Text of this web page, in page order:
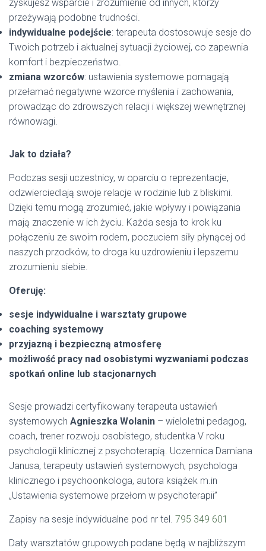
zyskujesz wsparcie i zrozumienie od innych, którzy
przeżywają podobne trudności.
indywidualne podejście: terapeuta dostosowuje sesje do
Twoich potrzeb i aktualnej sytuacji życiowej, co zapewnia
komfort i bezpieczeństwo.
zmiana wzorców: ustawienia systemowe pomagają
przełamać negatywne wzorce myślenia i zachowania,
prowadząc do zdrowszych relacji i większej wewnętrznej
równowagi.
Jak to działa?
Podczas sesji uczestnicy, w oparciu o reprezentacje,
odzwierciedlają swoje relacje w rodzinie lub z bliskimi.
Dzięki temu mogą zrozumieć, jakie wpływy i powiązania
mają znaczenie w ich życiu. Każda sesja to krok ku
połączeniu ze swoim rodem, poczuciem siły płynącej od
naszych przodków, to droga ku uzdrowieniu i lepszemu
zrozumieniu siebie.
Oferuję:
sesje indywidualne i warsztaty grupowe
coaching systemowy
przyjazną i bezpieczną atmosferę
możliwość pracy nad osobistymi wyzwaniami podczas
spotkań online lub stacjonarnych
Sesje prowadzi certyfikowany terapeuta ustawień
systemowych Agnieszka Wolanin – wieloletni pedagog,
coach, trener rozwoju osobistego, studentka V roku
psychologii klinicznej z psychoterapią. Uczennica Damiana
Janusa, terapeuty ustawień systemowych, psychologa
klinicznego i psychoonkologa, autora książek m.in
„Ustawienia systemowe przełom w psychoterapii”
Zapisy na sesje indywidualne pod nr tel. 795 349 601
Daty warsztatów grupowych podane będą w najbliższym